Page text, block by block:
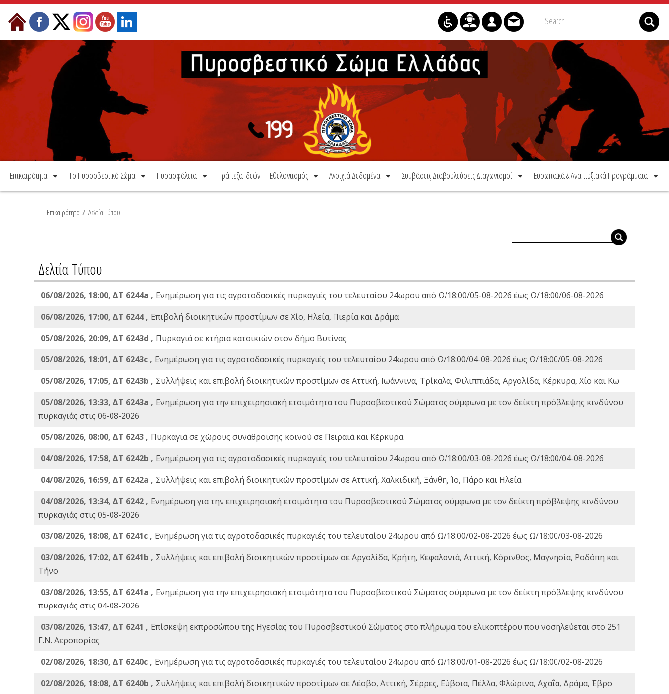
Μετάβαση στο περιεχόμενο
Επικαιρότητα Το Πυροσβεστικό Σώμα Πυρασφάλεια Τράπεζα Ιδεών Εθελοντισμός Ανοιχτά Δεδομένα Συμβάσεις Διαβουλεύσεις Διαγωνισμοί Ευρωπαϊκά & Αναπτυξιακά Προγράμματα
Επικαιρότητα / Δελτία Τύπου
Δελτία Τύπου
06/08/2026, 18:00, ΔΤ 6244a , Ενημέρωση για τις αγροτοδασικές πυρκαγιές του τελευταίου 24ωρου από Ω/18:00/05-08-2026 έως Ω/18:00/06-08-2026
06/08/2026, 17:00, ΔΤ 6244 , Επιβολή διοικητικών προστίμων σε Χίο, Ηλεία, Πιερία και Δράμα
05/08/2026, 20:09, ΔΤ 6243d , Πυρκαγιά σε κτήρια κατοικιών στον δήμο Βυτίνας
05/08/2026, 18:01, ΔΤ 6243c , Ενημέρωση για τις αγροτοδασικές πυρκαγιές του τελευταίου 24ωρου από Ω/18:00/04-08-2026 έως Ω/18:00/05-08-2026
05/08/2026, 17:05, ΔΤ 6243b , Συλλήψεις και επιβολή διοικητικών προστίμων σε Αττική, Ιωάννινα, Τρίκαλα, Φιλιππιάδα, Αργολίδα, Κέρκυρα, Χίο και Κω
05/08/2026, 13:33, ΔΤ 6243a , Ενημέρωση για την επιχειρησιακή ετοιμότητα του Πυροσβεστικού Σώματος σύμφωνα με τον δείκτη πρόβλεψης κινδύνου
πυρκαγιάς στις 06-08-2026
05/08/2026, 08:00, ΔΤ 6243 , Πυρκαγιά σε χώρους συνάθροισης κοινού σε Πειραιά και Κέρκυρα
04/08/2026, 17:58, ΔΤ 6242b , Ενημέρωση για τις αγροτοδασικές πυρκαγιές του τελευταίου 24ωρου από Ω/18:00/03-08-2026 έως Ω/18:00/04-08-2026
04/08/2026, 16:59, ΔΤ 6242a , Συλλήψεις και επιβολή διοικητικών προστίμων σε Αττική, Χαλκιδική, Ξάνθη, Ίο, Πάρο και Ηλεία
04/08/2026, 13:34, ΔΤ 6242 , Ενημέρωση για την επιχειρησιακή ετοιμότητα του Πυροσβεστικού Σώματος σύμφωνα με τον δείκτη πρόβλεψης κινδύνου
πυρκαγιάς στις 05-08-2026
03/08/2026, 18:08, ΔΤ 6241c , Ενημέρωση για τις αγροτοδασικές πυρκαγιές του τελευταίου 24ωρου από Ω/18:00/02-08-2026 έως Ω/18:00/03-08-2026
03/08/2026, 17:02, ΔΤ 6241b , Συλλήψεις και επιβολή διοικητικών προστίμων σε Αργολίδα, Κρήτη, Κεφαλονιά, Αττική, Κόρινθος, Μαγνησία, Ροδόπη και
Τήνο
03/08/2026, 13:55, ΔΤ 6241a , Ενημέρωση για την επιχειρησιακή ετοιμότητα του Πυροσβεστικού Σώματος σύμφωνα με τον δείκτη πρόβλεψης κινδύνου
πυρκαγιάς στις 04-08-2026
03/08/2026, 13:47, ΔΤ 6241 , Επίσκεψη εκπροσώπου της Ηγεσίας του Πυροσβεστικού Σώματος στο πλήρωμα του ελικοπτέρου που νοσηλεύεται στο 251
Γ.Ν. Αεροπορίας
02/08/2026, 18:30, ΔΤ 6240c , Ενημέρωση για τις αγροτοδασικές πυρκαγιές του τελευταίου 24ωρου από Ω/18:00/01-08-2026 έως Ω/18:00/02-08-2026
02/08/2026, 18:08, ΔΤ 6240b , Συλλήψεις και επιβολή διοικητικών προστίμων σε Λέσβο, Αττική, Σέρρες, Εύβοια, Πέλλα, Φλώρινα, Αχαΐα, Δράμα, Έβρο